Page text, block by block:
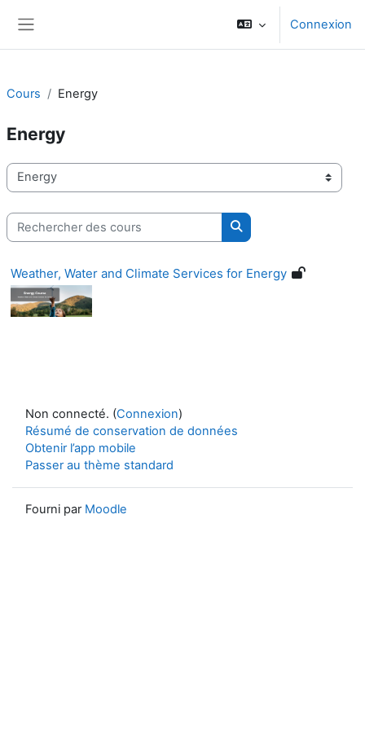
Connexion
Cours Energy
Energy
Catégories de cours
Rechercher des cours
Rechercher des cours
Weather, Water and Climate Services for Energy
Non connecté. (Connexion)
Résumé de conservation de données
Obtenir l’app mobile
Passer au thème standard
Fourni par Moodle